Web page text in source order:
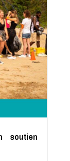
soutien